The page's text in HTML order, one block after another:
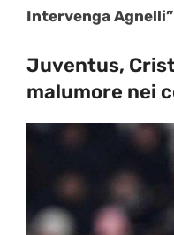
Intervenga Agnelli”
Juventus,
malumore nei